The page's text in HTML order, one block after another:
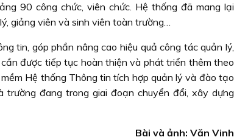
90 công chức, viên chức. Hệ thống đã mang lại
giảng viên và sinh viên toàn trường…
tin, góp phần nâng cao hiệu quả công tác quản lý,
được tiếp tục hoàn thiện và phát triển thêm theo
Hệ thống Thông tin tích hợp quản lý và đào tạo
đang trong giai đoạn chuyển đổi, xây dựng
Bài và ảnh: Văn Vinh